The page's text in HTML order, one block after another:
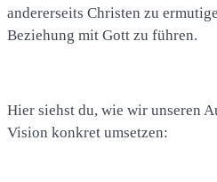
andererseits Christen zu
Beziehung mit Gott zu führen.
Hier siehst du, wie wir unseren
Vision konkret umsetzen: